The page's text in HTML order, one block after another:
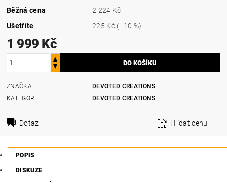
Běžná cena
2 224 Kč
Ušetříte
225 Kč (–10 %)
1 999 Kč
ZNAČKA
DEVOTED CREATIONS
KATEGORIE
DEVOTED CREATIONS
Dotaz Hlídat cenu
POPIS
DISKUZE